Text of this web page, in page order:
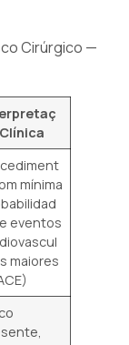
Cirúrgico —
mínima
eventos
maiores